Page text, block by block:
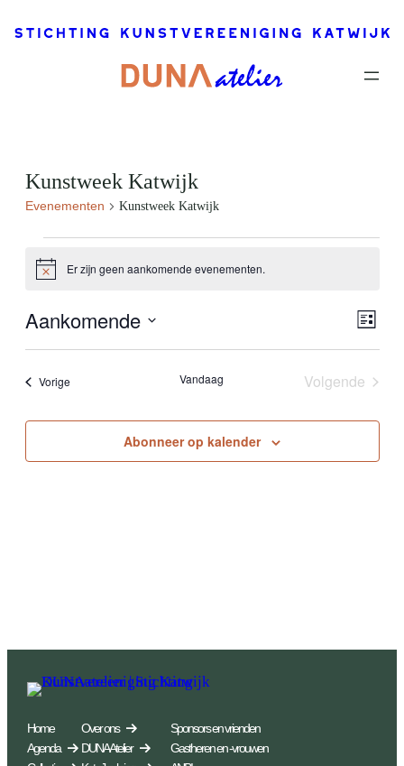
Kunstweek Katwijk
Evenementen Kunstweek Katwijk
Evenementen
BerichtEr zijn geen aankomende evenementen.
Lijst
Aankomende
Selecteer
datum.
VorigeEvenementen Vandaag
Volgende
Abonneer op kalender
Home
Agenda
Over ons
DUNA Atelier
Sponsors en vrienden
Gastheren en -vrouwen